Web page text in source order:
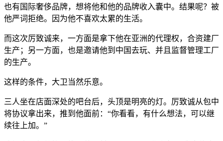
也有国际奢侈品牌，想将他和他的品牌收入囊中。结果呢？被
他严词拒绝。因为他不喜欢太累的生活。
而这次厉致诚来，一方面是拿下他在亚洲的代理权，合资建厂
生产；另一方面，也是邀请他到中国去玩、并且监督管理工厂
的生产。
这样的条件，大卫当然乐意。
三人坐在店面深处的吧台后，头顶是明亮的灯。厉致诚从包中
将协议拿出来，推到他面前：“你看看，有什么想法，可以继
续往上加。”